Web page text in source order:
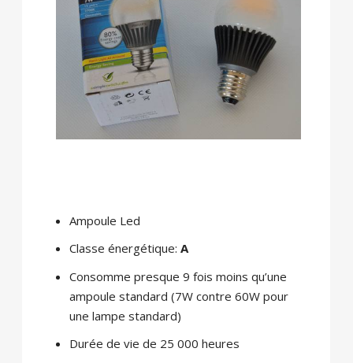
Ampoule Led
Classe énergétique: A
Consomme presque 9 fois moins qu’une
ampoule standard (7W contre 60W pour
une lampe standard)
Durée de vie de 25 000 heures